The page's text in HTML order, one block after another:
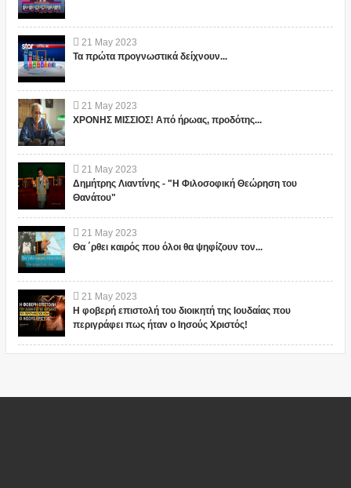
21 May 2023
Τα πρώτα προγνωστικά δείχνουν...
21 May 2023
ΧΡΟΝΗΣ ΜΙΣΣΙΟΣ! Από ήρωας, προδότης...
21 May 2023
Δημήτρης Λιαντίνης - "Η Φιλοσοφική Θεώρηση του
Θανάτου"
21 May 2023
Θα ΄ρθει καιρός που όλοι θα ψηφίζουν τον...
21 May 2023
Η φοβερή επιστολή του διοικητή της Ιουδαίας που
περιγράφει πως ήταν ο Ιησούς Χριστός!